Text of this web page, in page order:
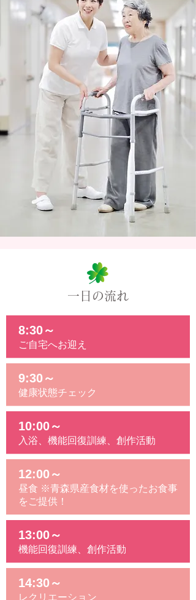
一日の流れ
8:30～
ご自宅へお迎え
9:30～
健康状態チェック
10:00～
入浴、機能回復訓練、創作活動
12:00～
昼食 ※青森県産食材を使ったお食事
をご提供！
13:00～
機能回復訓練、創作活動
14:30～
レクリエーション